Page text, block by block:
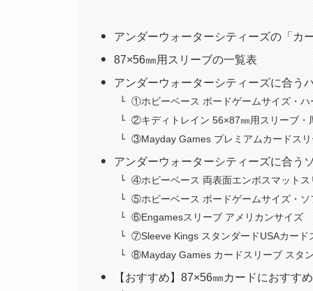
アンダーウォーターシティーズの「カ
87×56㎜用スリーブの一覧表
アンダーウォーターシティーズに合う
①ホビーベース ボードゲームサイズ・ハ
②キディトレイン 56×87㎜用スリーブ・
③Mayday Games プレミアムカードス
アンダーウォーターシティーズに合う
④ホビーベース 両表面エンボスマット
⑤ホビーベース ボードゲームサイズ・ソ
⑥Engamesスリーブ アメリカンサイズ
⑦Sleeve Kings スタンダードUSAカード
⑧Mayday Games カードスリーブ スタ
【おすすめ】87×56㎜カードにおすす